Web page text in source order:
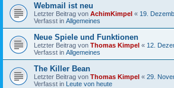
Webmail ist neu
Letzter Beitrag von AchimKimpel « 19.
Verfasst in Allgemeines
Neue Spiele und Funktionen
Letzter Beitrag von Thomas Kimpel « 12.
Verfasst in Allgemeines
The Killer Bean
Letzter Beitrag von Thomas Kimpel « 29.
Verfasst in Leute von heute